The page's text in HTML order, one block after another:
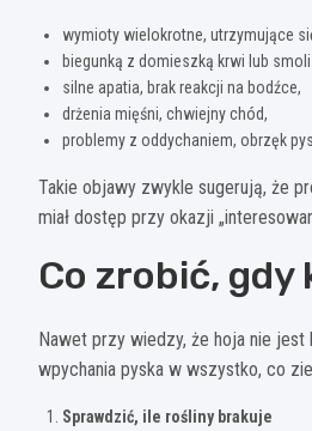
wymioty wielokrotne, utrzymujące
biegunką z domieszką krwi lub
silne apatia, brak reakcji na bodźce,
drżenia mięśni, chwiejny chód,
problemy z oddychaniem, obrzęk
Takie objawy zwykle sugerują, że
miał dostęp przy okazji
Co zrobić, gdy
Nawet przy wiedzy, że hoja nie jest
wpychania pyska w wszystko, co
Sprawdzić, ile rośliny brakuje